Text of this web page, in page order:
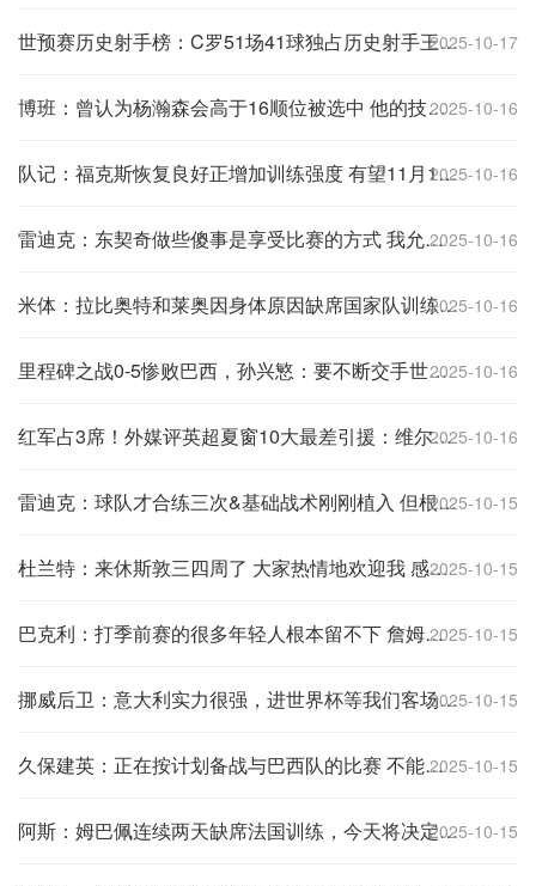
世预赛历史射手榜：C罗51场41球独占历史射手王，梅西72场36球第3
2025-10-17
博班：曾认为杨瀚森会高于16顺位被选中 他的技术惊艳众人
2025-10-16
队记：福克斯恢复良好正增加训练强度 有望11月1日回归球队更谨慎
2025-10-16
雷迪克：东契奇做些傻事是享受比赛的方式 我允许他不按套路出手
2025-10-16
米体：拉比奥特和莱奥因身体原因缺席国家队训练，但预计并无大碍
2025-10-16
里程碑之战0-5惨败巴西，孙兴慜：要不断交手世界强队 没时间失落
2025-10-16
红军占3席！外媒评英超夏窗10大最差引援：维尔茨居首，伊萨克第5
2025-10-16
雷迪克：球队才合练三次&基础战术刚刚植入 但根基是必须全力以赴
2025-10-15
杜兰特：来休斯敦三四周了 大家热情地欢迎我 感觉就像家一样
2025-10-15
巴克利：打季前赛的很多年轻人根本留不下 詹姆斯打20分钟有啥用
2025-10-15
挪威后卫：意大利实力很强，进世界杯等我们客场赢了再说
2025-10-15
久保建英：正在按计划备战与巴西队的比赛 不能主场0-5输给他们
2025-10-15
阿斯：姆巴佩连续两天缺席法国训练，今天将决定他是否能出战比赛
2025-10-15